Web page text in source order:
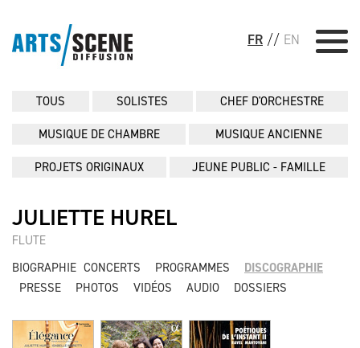
FR // EN
TOUS SOLISTES CHEF D'ORCHESTRE
MUSIQUE DE CHAMBRE MUSIQUE ANCIENNE
PROJETS ORIGINAUX JEUNE PUBLIC - FAMILLE
JULIETTE HUREL
FLUTE
BIOGRAPHIE CONCERTS PROGRAMMES
DISCOGRAPHIE
PRESSE
PHOTOS VIDÉOS AUDIO DOSSIERS